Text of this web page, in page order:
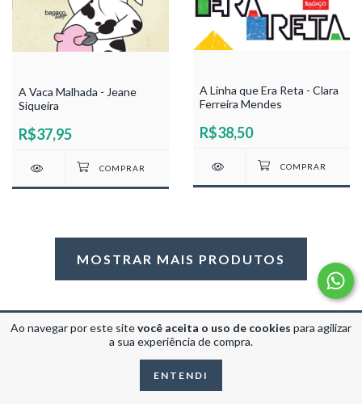
Ao navegar por este sitevocê aceita o uso de cookies para agilizar
a sua experiência de compra.
ENTENDI
A Vaca Malhada - Jeane
Siqueira
R$37,95
A Linha que Era Reta - Clara
Ferreira Mendes
R$38,50
MOSTRAR MAIS PRODUTOS